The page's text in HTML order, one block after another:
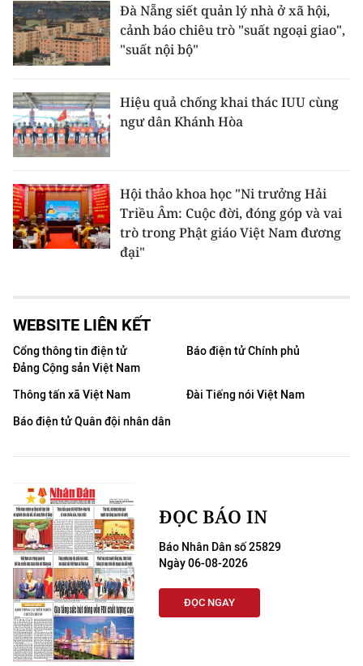
Đà Nẵng siết quản lý nhà ở xã hội,
cảnh báo chiêu trò "suất ngoại giao",
"suất nội bộ"
Hiệu quả chống khai thác IUU cùng
ngư dân Khánh Hòa
Hội thảo khoa học "Ni trưởng Hải
Triều Âm: Cuộc đời, đóng góp và vai
trò trong Phật giáo Việt Nam đương
đại"
WEBSITE LIÊN KẾT
Cổng thông tin điện tử
Đảng Cộng sản Việt Nam
Báo điện tử Chính phủ
Thông tấn xã Việt Nam
Đài Tiếng nói Việt Nam
Báo điện tử Quân đội nhân dân
ĐỌC BÁO IN
Báo Nhân Dân số 25829
Ngày 06-08-2026
ĐỌC NGAY